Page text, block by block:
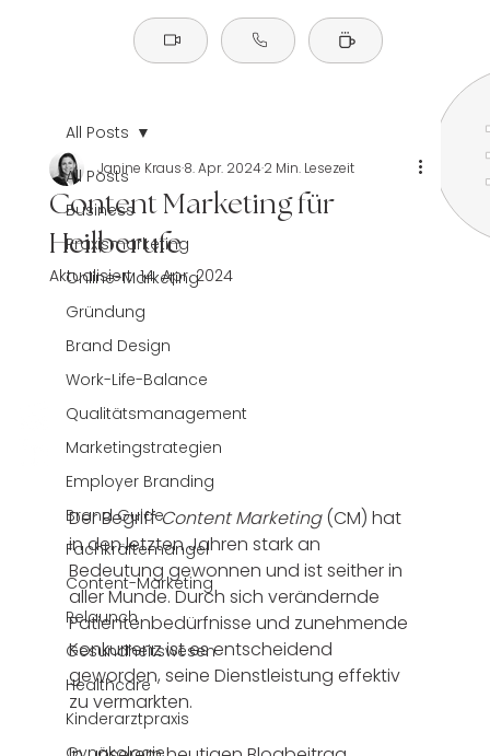
All Posts
Business
Praxismarketing
Online-Marketing
Gründung
Brand Design
Work-Life-Balance
Qualitätsmanagement
Marketingstrategien
Employer Branding
Brand Guide
Fachkräftemangel
Content-Marketing
Relaunch
Gesundheitswesen
Healthcare
Kinderarztpraxis
All Posts
Content Marketing für
Heilberufe
Janine Kraus8. Apr. 20242 Min. Lesezeit
Aktualisiert:14. Apr. 2024
Der Begriff Content Marketing (CM) hat
in den letzten Jahren stark an
Bedeutung gewonnen und ist seither in
aller Munde. Durch sich verändernde
Patientenbedürfnisse und zunehmende
Konkurrenz ist es entscheidend
geworden, seine Dienstleistung effektiv
zu vermarkten.